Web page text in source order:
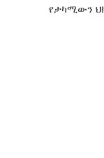
የታካሚውን